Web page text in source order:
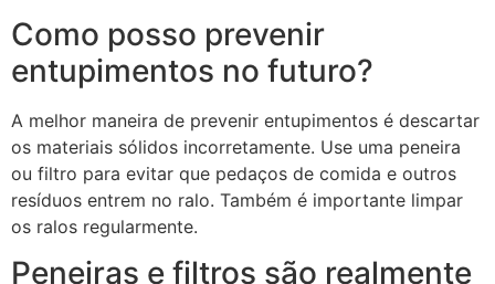
Como posso prevenir
entupimentos no futuro?
A melhor maneira de prevenir entupimentos é descartar
os materiais sólidos incorretamente. Use uma peneira
ou filtro para evitar que pedaços de comida e outros
resíduos entrem no ralo. Também é importante limpar
os ralos regularmente.
Peneiras e filtros são realmente